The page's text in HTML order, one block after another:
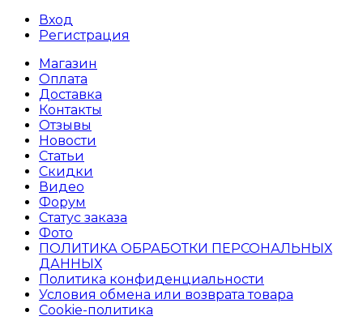
Вход
Регистрация
Магазин
Оплата
Доставка
Контакты
Отзывы
Новости
Статьи
Скидки
Видео
Форум
Статус заказа
Фото
ПОЛИТИКА ОБРАБОТКИ ПЕРСОНАЛЬНЫХ
ДАННЫХ​
Политика конфиденциальности
Условия обмена или возврата товара
Cookie-политика